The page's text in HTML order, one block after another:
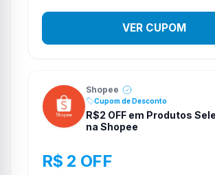
VER CUPOM
Shopee
Cupom de Desconto
R$2 OFF em Produtos
na Shopee
R$ 2 OFF